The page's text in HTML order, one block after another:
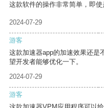
这款软件的操作非常简单，即使
2024-07-29
游客
这款加速器app的加速效果还是
望开发者能够优化一下。
2024-07-29
游客